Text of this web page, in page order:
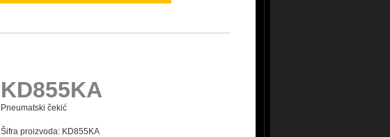
KD855KA
Pneumatski čekić
Šifra proizvoda: KD855KA